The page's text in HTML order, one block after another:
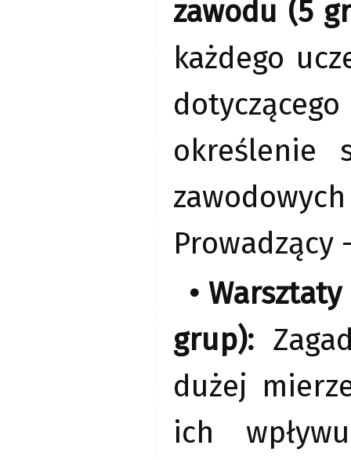
zawodu (5
każdego
określenie
Prowadzący
•
grup):
dużej
ich